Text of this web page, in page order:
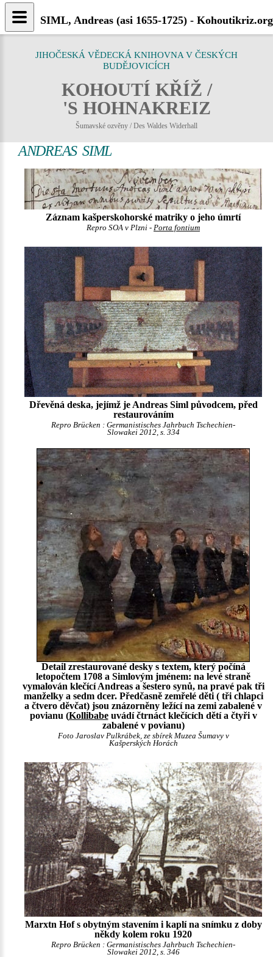
JIHOČESKÁ VĚDECKÁ KNIHOVNA V ČESKÝCH
BUDĚJOVICÍCH
KOHOUTÍ KŘÍŽ /
'S HOHNAKREIZ
Šumavské ozvěny / Des Waldes Widerhall
ANDREAS SIML
Záznam kašperskohorské matriky o jeho úmrtí
Repro SOA v Plzni - Porta fontium
Dřevěná deska, jejímž je Andreas Siml původcem, před
restaurováním
Repro Brücken : Germanistisches Jahrbuch Tschechien-
Slowakei 2012, s. 334
Detail zrestaurované desky s textem, který počíná
letopočtem 1708 a Simlovým jménem: na levé straně
vymalován klečící Andreas a šestero synů, na pravé pak tři
manželky a sedm dcer. Předčasně zemřelé děti ( tři chlapci
a čtvero děvčat) jsou znázorněny ležící na zemi zabalené v
povianu (Kollibabeuvádí čtrnáct klečících dětí a čtyři v
zabalené v povianu)
Foto Jaroslav Pulkrábek, ze sbírek Muzea Šumavy v
Kašperských Horách
Marxtn Hof s obytným stavením i kaplí na snímku z doby
někdy kolem roku 1920
Repro Brücken : Germanistisches Jahrbuch Tschechien-
Slowakei 2012, s. 346
SIML, Andreas (asi 1655-1725) - Kohoutikriz.org